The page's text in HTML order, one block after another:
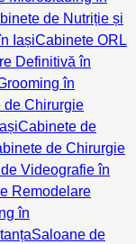
de Nutriție și
IașiCabinete ORL
Definitivă în
în
de Chirurgie
Cabinete de
de Chirurgie
Videografie în
Remodelare
în
Saloane de